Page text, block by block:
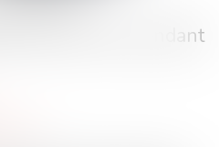
et leurs
ils circuler pendant